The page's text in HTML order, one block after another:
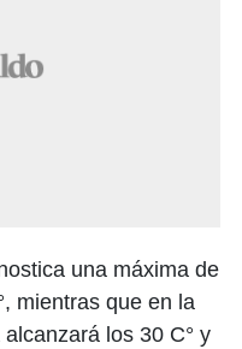
una máxima de
mientras que en la
los 30 C° y